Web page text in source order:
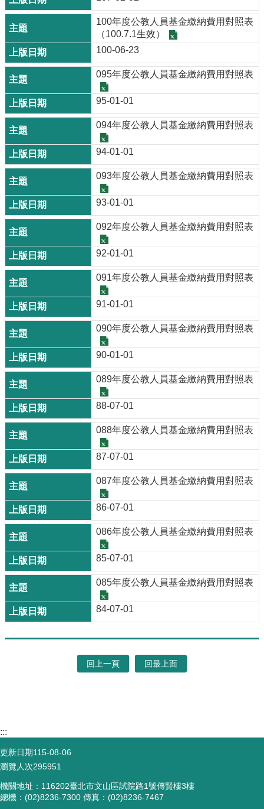
100年度公教人員基金繳納費用對照表
（100.7.1生效）
100-06-23
095年度公教人員基金繳納費用對照表
95-01-01
094年度公教人員基金繳納費用對照表
94-01-01
093年度公教人員基金繳納費用對照表
93-01-01
092年度公教人員基金繳納費用對照表
92-01-01
091年度公教人員基金繳納費用對照表
91-01-01
090年度公教人員基金繳納費用對照表
90-01-01
089年度公教人員基金繳納費用對照表
88-07-01
088年度公教人員基金繳納費用對照表
87-07-01
087年度公教人員基金繳納費用對照表
86-07-01
086年度公教人員基金繳納費用對照表
85-07-01
085年度公教人員基金繳納費用對照表
84-07-01
回上一頁 回最上面
:::
更新日期115-08-06
瀏覽人次295951
機關地址：116202臺北市文山區試院路1號傳賢樓3樓
總機：(02)8236-7300 傳真：(02)8236-7467